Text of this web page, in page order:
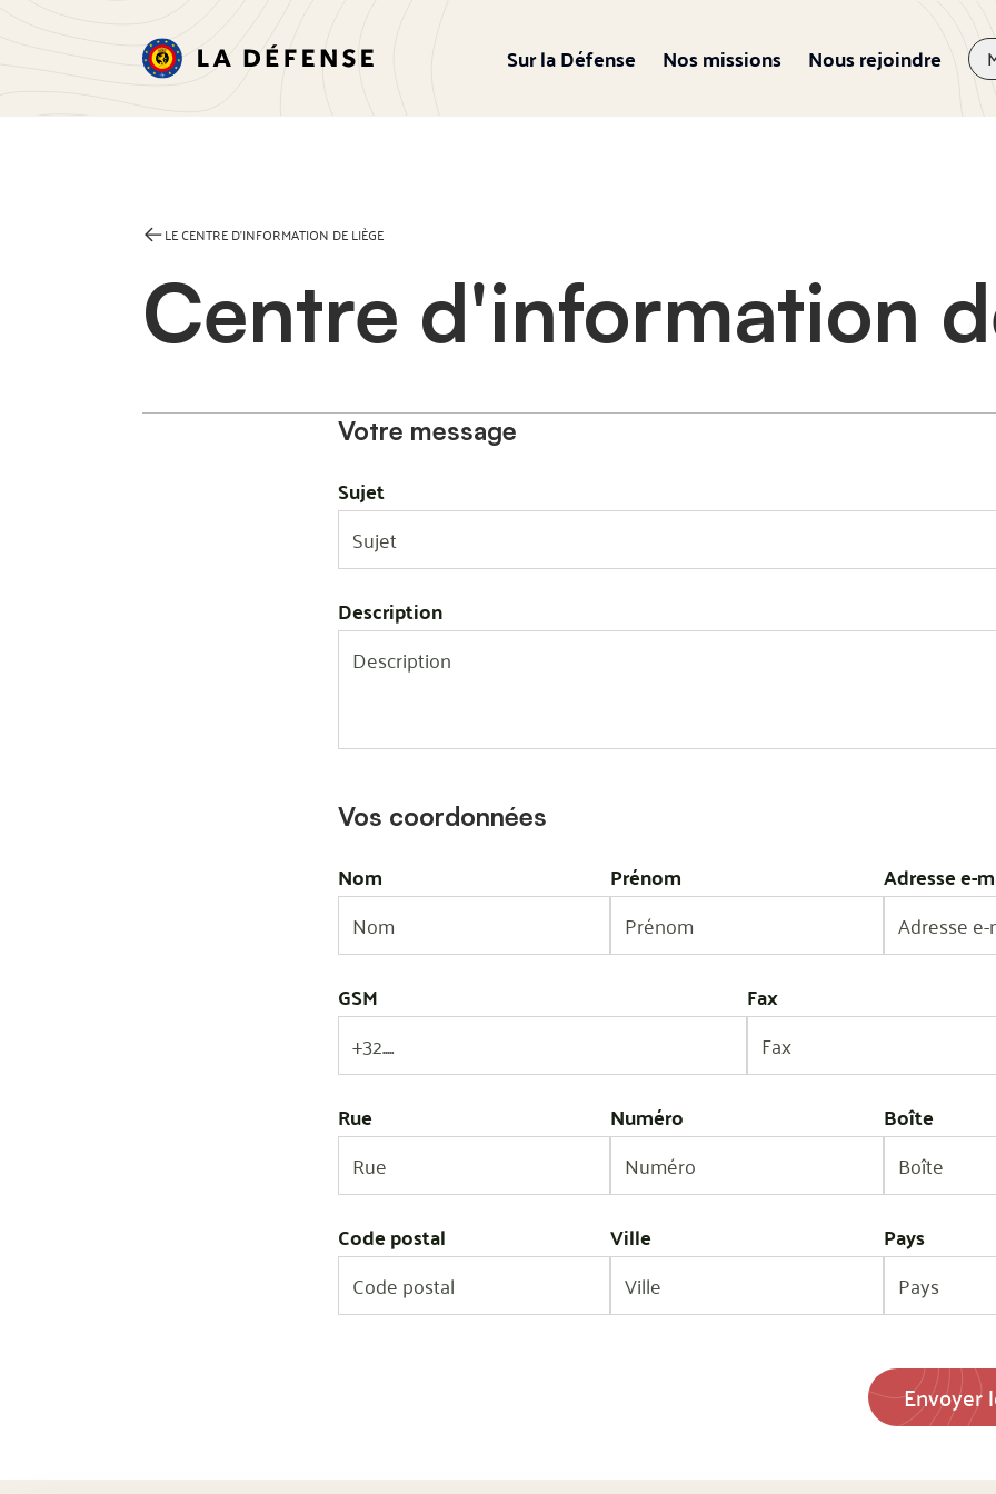
Sur la Défense Nos missions Nous rejoindre
LE CENTRE D'INFORMATION DE LIÈGE
Centre d'information
Votre message
Sujet
Description
Vos coordonnées
Nom Prénom Adresse e-
GSM Fax
Rue Numéro Boîte
Code postal Ville Pays
Pays
Envoyer